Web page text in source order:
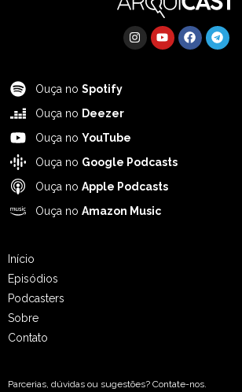
Ouça no Spotify
Ouça no Deezer
Ouça no YouTube
Ouça no Google Podcasts
Ouça no Apple Podcasts
Ouça no Amazon Music
Início
Episódios
Podcasters
Sobre
Contato
Parcerias, dúvidas ou sugestões? Contate-nos.